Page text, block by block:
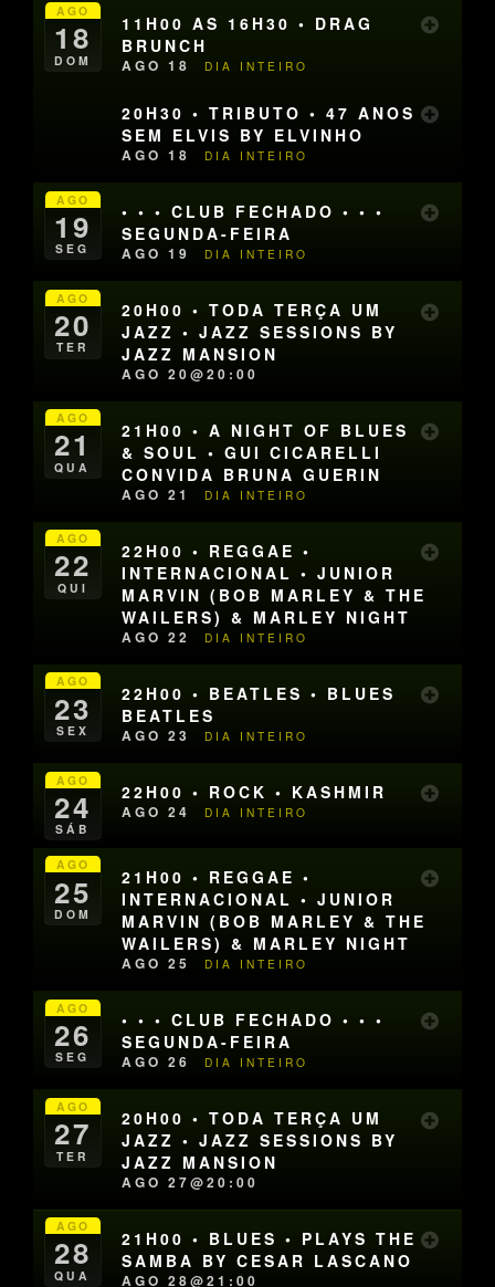
AGO
18
DOM
11H00 AS 16H30 • DRAG
BRUNCH
AGO 18 DIA INTEIRO
20H30 • TRIBUTO • 47 ANOS
SEM ELVIS BY ELVINHO
AGO 18 DIA INTEIRO
AGO
19
SEG
• • • CLUB FECHADO • • •
SEGUNDA-FEIRA
AGO 19 DIA INTEIRO
AGO
20
TER
20H00 • TODA TERÇA UM
JAZZ • JAZZ SESSIONS BY
JAZZ MANSION
AGO 20@20:00
AGO
21
QUA
21H00 • A NIGHT OF BLUES
& SOUL • GUI CICARELLI
CONVIDA BRUNA GUERIN
AGO 21 DIA INTEIRO
AGO
22
QUI
22H00 • REGGAE •
INTERNACIONAL • JUNIOR
MARVIN (BOB MARLEY & THE
WAILERS) & MARLEY NIGHT
AGO 22 DIA INTEIRO
AGO
23
SEX
22H00 • BEATLES • BLUES
BEATLES
AGO 23 DIA INTEIRO
AGO
24
SÁB
22H00 • ROCK • KASHMIR
AGO 24 DIA INTEIRO
AGO
25
DOM
21H00 • REGGAE •
INTERNACIONAL • JUNIOR
MARVIN (BOB MARLEY & THE
WAILERS) & MARLEY NIGHT
AGO 25 DIA INTEIRO
AGO
26
SEG
• • • CLUB FECHADO • • •
SEGUNDA-FEIRA
AGO 26 DIA INTEIRO
AGO
27
TER
20H00 • TODA TERÇA UM
JAZZ • JAZZ SESSIONS BY
JAZZ MANSION
AGO 27@20:00
AGO
28
QUA
21H00 • BLUES • PLAYS THE
SAMBA BY CESAR LASCANO
AGO 28@21:00